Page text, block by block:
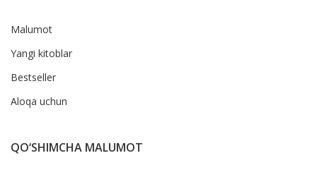
Malumot
Yangi kitoblar
Bestseller
Aloqa uchun
QO‘SHIMCHA MALUMOT